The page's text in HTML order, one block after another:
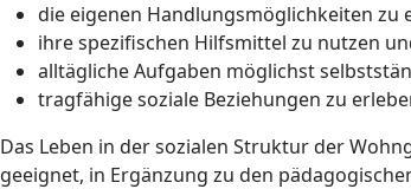
die eigenen Handlungsmöglichkeiten zu
ihre spezifischen Hilfsmittel zu nutzen
alltägliche Aufgaben möglichst
tragfähige soziale Beziehungen zu
Das Leben in der sozialen Struktur der
geeignet, in Ergänzung zu den